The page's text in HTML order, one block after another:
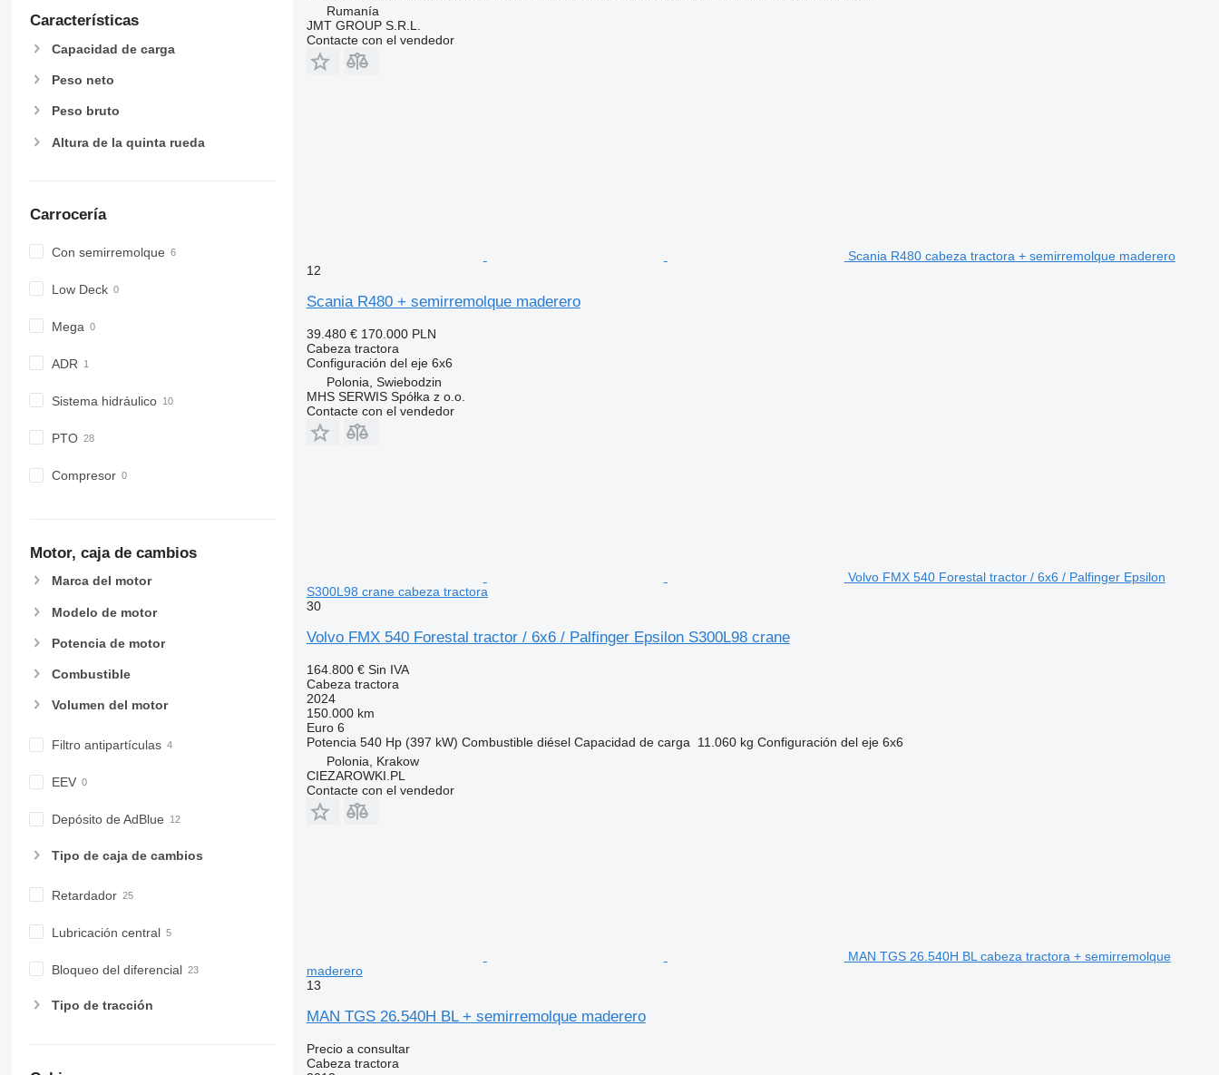
Características
Capacidad de carga
Peso neto
Peso bruto
Altura de la quinta rueda
Carrocería
Con semirremolque
Low Deck
Mega
ADR
Sistema hidráulico
PTO
Compresor
Motor, caja de cambios
Marca del motor
Modelo de motor
Potencia de motor
Combustible
Volumen del motor
Filtro antipartículas
EEV
Depósito de AdBlue
Tipo de caja de cambios
Retardador
Lubricación central
Bloqueo del diferencial
Tipo de tracción
Rumanía
JMT GROUP S.R.L.
Contacte con el vendedor
Scania R480 cabeza tractora + semirremolque maderero
12
Scania R480 + semirremolque maderero
39.480 € 170.000 PLN
Cabeza tractora
Configuración del eje 6x6
Polonia, Swiebodzin
MHS SERWIS Spółka z o.o.
Contacte con el vendedor
Volvo FMX 540 Forestal tractor / 6x6 / Palfinger Epsilon
S300L98 crane cabeza tractora
30
Volvo FMX 540 Forestal tractor / 6x6 / Palfinger Epsilon S300L98 crane
164.800 € Sin IVA
Cabeza tractora
2024
150.000 km
Euro 6
Potencia 540 Hp (397 kW) Combustible diésel Capacidad de carga 11.060 kg Configuración del eje 6x6
Polonia, Krakow
CIEZAROWKI.PL
Contacte con el vendedor
MAN TGS 26.540H BL cabeza tractora + semirremolque
maderero
13
MAN TGS 26.540H BL + semirremolque maderero
Precio a consultar
Cabeza tractora